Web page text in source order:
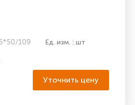
109 Ед. изм. : шт
Уточнить цену